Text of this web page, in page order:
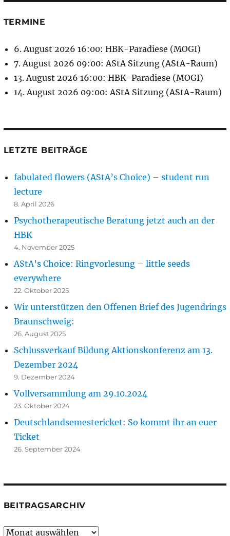
TERMINE
6. August 2026 16:00: HBK-Paradiese (MOGI)
7. August 2026 09:00: AStA Sitzung (AStA-Raum)
13. August 2026 16:00: HBK-Paradiese (MOGI)
14. August 2026 09:00: AStA Sitzung (AStA-Raum)
LETZTE BEITRÄGE
fabulated flowers (AStA’s Choice) – student run
lecture
8. April 2026
Psychotherapeutische Beratung jetzt auch an der
HBK
4. November 2025
AStA’s Choice: Ringvorlesung – little seeds
everywhere
22. Oktober 2025
Wir unterstützen den Offenen Brief des Jugendrings
Braunschweig:
26. August 2025
Schlussverkauf Bildung Aktionskonferenz am 13.
Dezember 2024
9. Dezember 2024
Vollversammlung am 29.10.2024
23. Oktober 2024
Deutschlandsemestericket: So kommt ihr an euer
Ticket
26. September 2024
BEITRAGSARCHIV
Beitragsarchiv